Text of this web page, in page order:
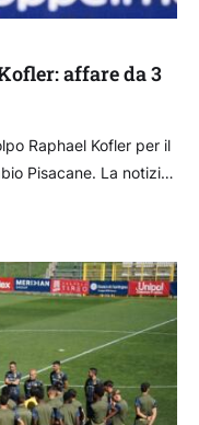
affare da 3
Raphael Kofler per il
Pisacane. La notizia